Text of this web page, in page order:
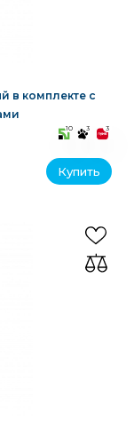
в комплекте с
10 3 3
Купить